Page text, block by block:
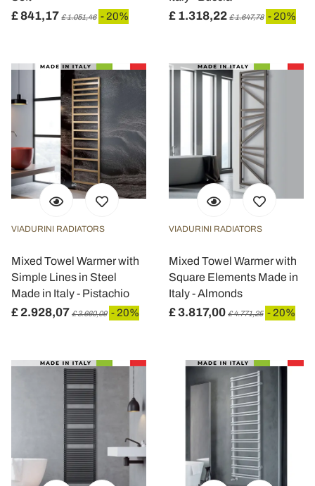
£ 841,17 £ 1.051,46 - 20% £ 1.318,22 £ 1.647,78 - 20%
VIADURINI RADIATORS
Mixed Towel Warmer with
Simple Lines in Steel
Made in Italy - Pistachio
£ 2.928,07 £ 3.660,09 - 20%
VIADURINI RADIATORS
Mixed Towel Warmer with
Square Elements Made in
Italy - Almonds
£ 3.817,00 £ 4.771,25 - 20%